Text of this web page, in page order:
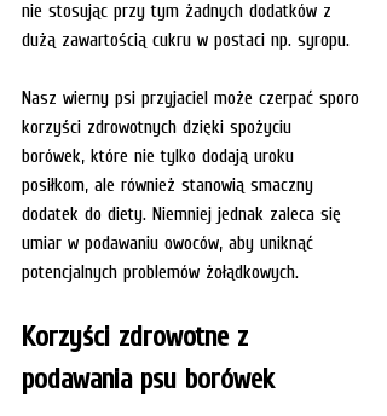
nie stosując przy tym żadnych dodatków z
dużą zawartością cukru w postaci np. syropu.
Nasz wierny psi przyjaciel może czerpać sporo
korzyści zdrowotnych dzięki spożyciu
borówek, które nie tylko dodają uroku
posiłkom, ale również stanowią smaczny
dodatek do diety. Niemniej jednak zaleca się
umiar w podawaniu owoców, aby uniknąć
potencjalnych problemów żołądkowych.
Korzyści zdrowotne z
podawania psu borówek